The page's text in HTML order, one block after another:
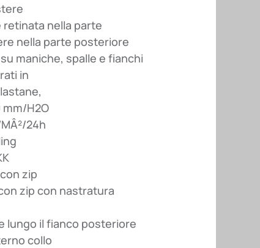
retinata nella parte
nella parte posteriore
maniche, spalle e fianchi
in
H2O
24h
zip
zip con nastratura
lungo il fianco posteriore
collo